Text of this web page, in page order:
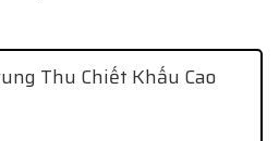
Thu Chiết Khấu Cao